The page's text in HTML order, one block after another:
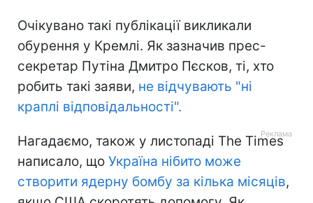
Очікувано такі публікації викликали
обурення у Кремлі. Як зазначив прес-
секретар Путіна Дмитро Пєсков, ті, хто
робить такі заяви, не відчувають "ні
краплі відповідальності".
Нагадаємо, також у листопаді The Times
написало, що Україна нібито може
створити ядерну бомбу за кілька місяців,